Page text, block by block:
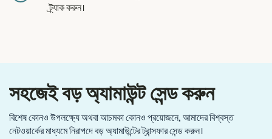
ট্র্যাক করুন।
সহজেই বড় অ্যামাউন্ট সেন্ড করুন
বিশেষ কোনও উপলক্ষ্যে অথবা আচমকা কোনও প্রয়োজনে, আমাদের বিশ্বস্ত
নেটওয়ার্কের মাধ্যমে নিরাপদে বড় অ্যামাউন্টের ট্রান্সফার সেন্ড করুন।